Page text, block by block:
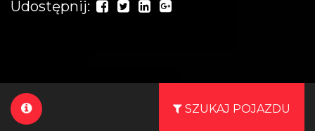
Udostępnij:
SZUKAJ POJAZDU